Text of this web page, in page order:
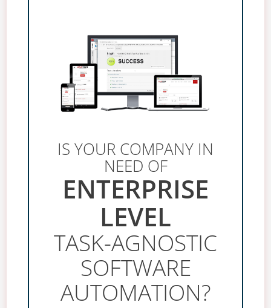
IS YOUR COMPANY IN
NEED OF
ENTERPRISE
LEVEL
TASK-AGNOSTIC
SOFTWARE
AUTOMATION?